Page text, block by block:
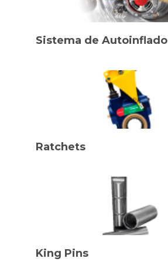
Sistema de Autoinflado
Ratchets
King Pins